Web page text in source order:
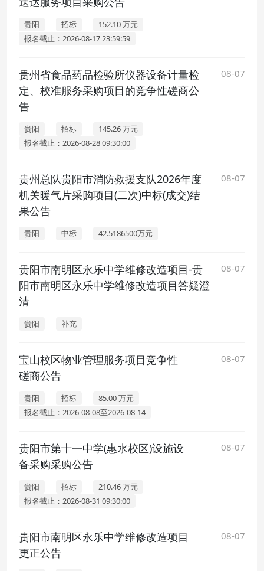
贵阳 招标
152.10 万元
报名截止：2026-08-17 23:59:59
贵州省食品药品检验所仪器设备计量检
定、校准服务采购项目的竞争性磋商公
告
08-07
贵阳 招标
145.26 万元
报名截止：2026-08-28 09:30:00
贵州总队贵阳市消防救援支队2026年度
机关暖气片采购项目(二次)中标(成交)结
果公告
08-07
贵阳 中标 42.5186500万元
贵阳市南明区永乐中学维修改造项目-贵
阳市南明区永乐中学维修改造项目答疑澄
清
08-07
贵阳 补充
宝山校区物业管理服务项目竞争性
磋商公告
08-07
贵阳 招标
85.00 万元
报名截止：2026-08-08至2026-08-14
贵阳市第十一中学(惠水校区)设施设
备采购采购公告
08-07
贵阳 招标
210.46 万元
报名截止：2026-08-31 09:30:00
贵阳市南明区永乐中学维修改造项目
更正公告
08-07